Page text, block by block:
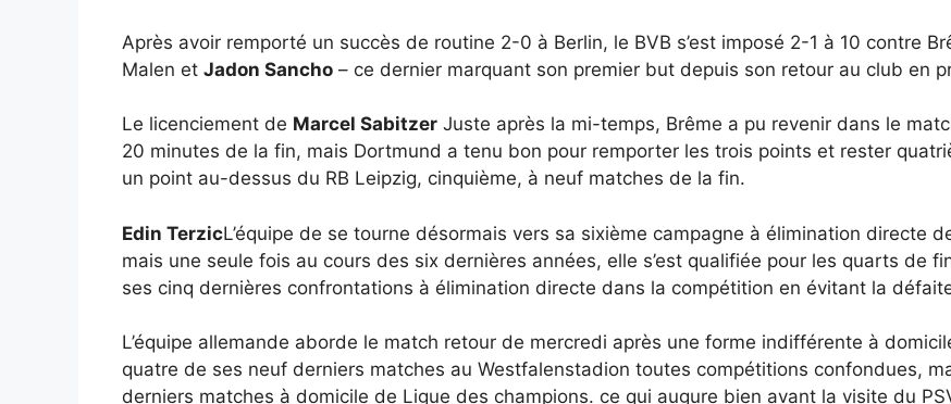
Après avoir remporté un succès de routine 2-0 à Berlin, le BVB s’est imposé 2-1 à 10 contre
Malen et Jadon Sancho – ce dernier marquant son premier but depuis son retour au club en
Le licenciement de Marcel Sabitzer Juste après la mi-temps, Brême a pu revenir dans le
20 minutes de la fin, mais Dortmund a tenu bon pour remporter les trois points et rester
un point au-dessus du RB Leipzig, cinquième, à neuf matches de la fin.
Edin TerzicL’équipe de se tourne désormais vers sa sixième campagne à élimination directe
mais une seule fois au cours des six dernières années, elle s’est qualifiée pour les quarts de
ses cinq dernières confrontations à élimination directe dans la compétition en évitant la
L’équipe allemande aborde le match retour de mercredi après une forme indifférente à
quatre de ses neuf derniers matches au Westfalenstadion toutes compétitions confondues,
derniers matches à domicile de Ligue des champions. ce qui augure bien avant la visite du